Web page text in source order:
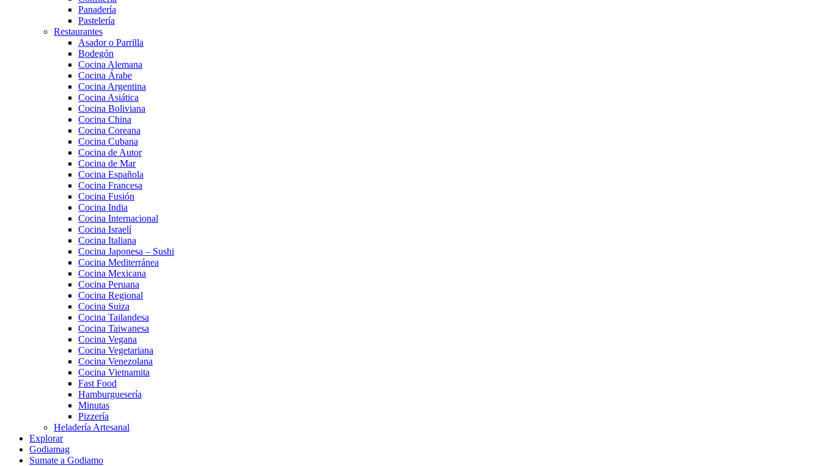
Panadería
Pastelería
Restaurantes
Asador o Parrilla
Bodegón
Cocina Alemana
Cocina Árabe
Cocina Argentina
Cocina Asiática
Cocina Boliviana
Cocina China
Cocina Coreana
Cocina Cubana
Cocina de Autor
Cocina de Mar
Cocina Española
Cocina Francesa
Cocina Fusión
Cocina India
Cocina Internacional
Cocina Israelí
Cocina Italiana
Cocina Japonesa – Sushi
Cocina Mediterránea
Cocina Mexicana
Cocina Peruana
Cocina Regional
Cocina Suiza
Cocina Tailandesa
Cocina Taiwanesa
Cocina Vegana
Cocina Vegetariana
Cocina Venezolana
Cocina Vietnamita
Fast Food
Hamburguesería
Minutas
Pizzería
Heladería Artesanal
Explorar
Godiamag
Sumate a Godiamo